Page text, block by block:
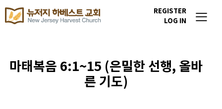
REGISTER
LOG IN
마태복음 6:1~15 (은밀한 선행, 올바
른 기도)